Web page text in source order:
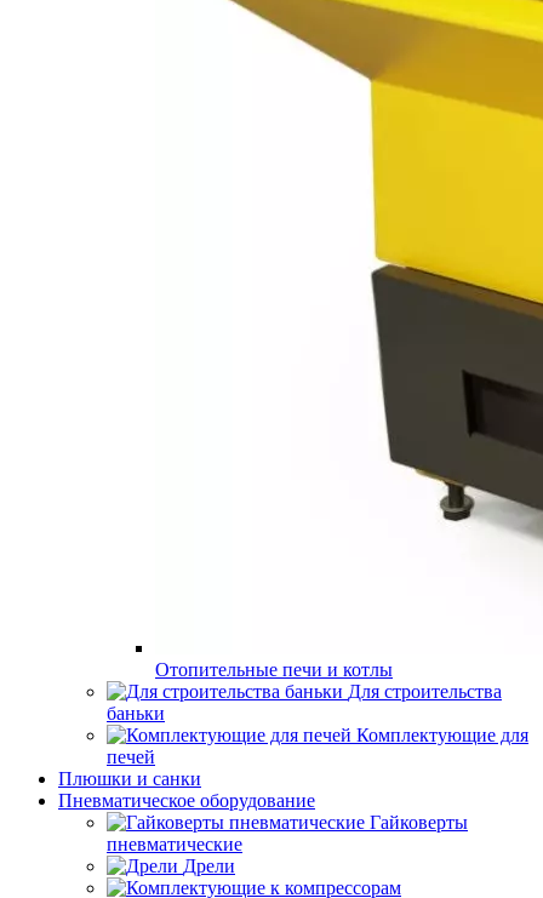
Отопительные печи и котлы
Для строительства
баньки
Комплектующие для
печей
Плюшки и санки
Пневматическое оборудование
Гайковерты
пневматические
Дрели